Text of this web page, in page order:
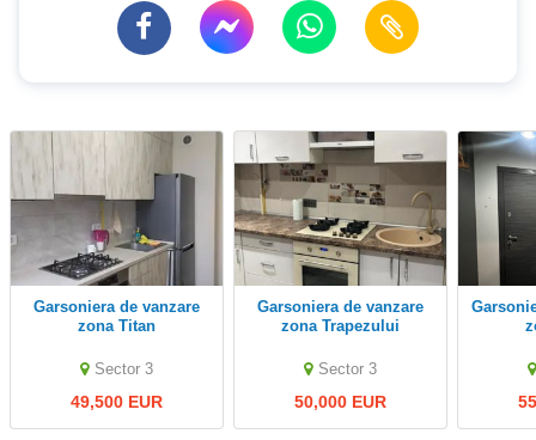
Garsoniera de vanzare
zona Titan
Sector 3
49,500 EUR
Garsoniera de vanzare
zona Trapezului
Sector 3
50,000 EUR
Garsoniera de vanzare in